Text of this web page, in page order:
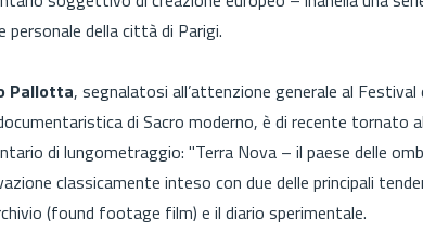
personale della città di Parigi.
Pallotta, segnalatosi all’attenzione generale al
di Sacro moderno, è di recente tornato
di lungometraggio: "Terra Nova – il paese delle
classicamente inteso con due delle principali
(found footage film) e il diario sperimentale.